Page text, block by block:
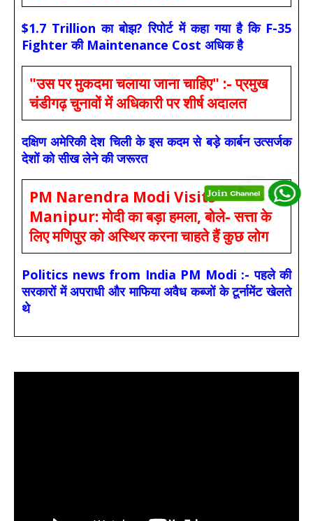
$1.7 Trillion का बोझ? रिपोर्ट में कहा गया है कि F-35
Fighter की Maintenance Cost अधिक है
"उस पर मुकदमा चलाया जाना चाहिए" :- प्रमुख
चंडीगढ़ चुनावों में अधिकारी पर शीर्ष अदालत
दक्षिण अमेरिकी देश चिली के इस कदम से बड़े कार्बन उत्सर्जक
देशों को सीख लेने की जरूरत
PM Narendra Modi Visits
Manipur: मोदी का बड़ा हमला, बोले- सत्ता के
लिए मणिपुर को अस्थिर करना चाहते हैं कुछ लोग
Politics news from India PM Modi :- पहले की
सरकारों में अपराधी और माफिया अवैध कब्जों के टूर्नामेंट खेलते
थे